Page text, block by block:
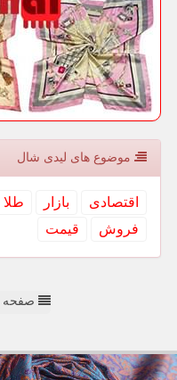
موضوع های لیدی شال
اقتصادی بازار طلا
فروش
قیمت
صفحه